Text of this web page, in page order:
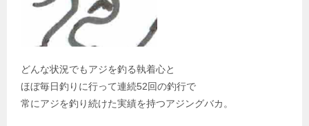
どんな状況でもアジを釣る執着心と
ほぼ毎日釣りに行って連続52回の釣行で
常にアジを釣り続けた実績を持つアジングバカ。